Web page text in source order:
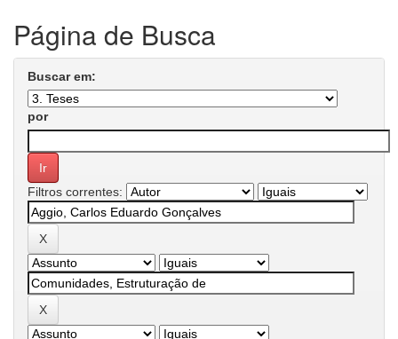
Página de Busca
Buscar em:
por
Filtros correntes: